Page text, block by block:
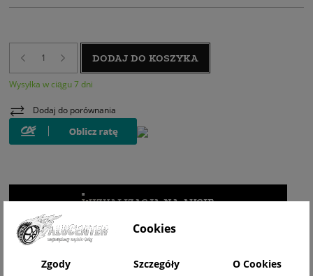
DODAJ DO KOSZYKA
Wysyłka w ciągu 7 dni
Dodaj do porównania
WIZUALIZACJA NA AUCIE
Cookies
Zgody Szczegóły O Cookies